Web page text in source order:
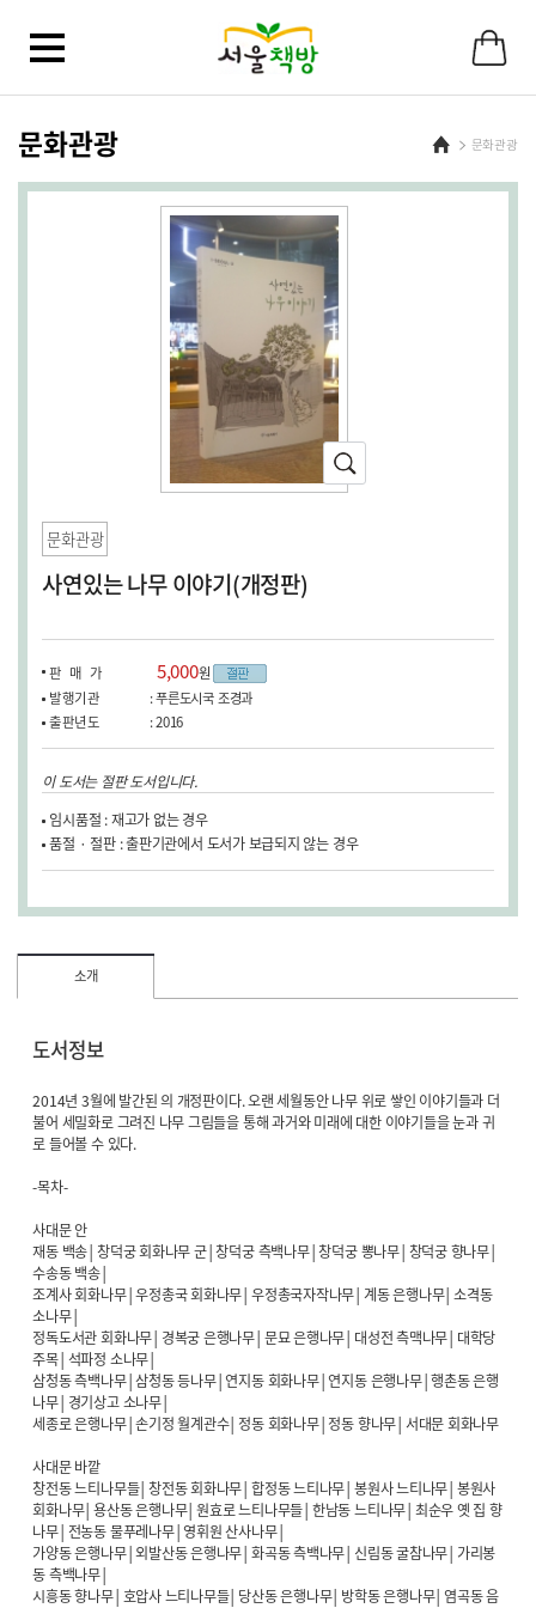
문화관광 Home문화관광
확
대
문화관광
사연있는 나무 이야기(개정판)
판매가 5,000원
발행기관
: 푸른도시국 조경과
출판년도
: 2016
이 도서는 절판 도서입니다.
임시품절 : 재고가 없는 경우
품절 · 절판 : 출판기관에서 도서가 보급되지 않는 경우
소개
도서정보
2014년 3월에 발간된 의 개정판이다. 오랜 세월동안 나무 위로 쌓인 이야기들과 더
불어 세밀화로 그려진 나무 그림들을 통해 과거와 미래에 대한 이야기들을 눈과 귀
로 들어볼 수 있다.
-목차-
사대문 안
재동 백송│창덕궁 회화나무 군│창덕궁 측백나무│창덕궁 뽕나무│창덕궁 향나무│
수송동 백송│
조계사 회화나무│우정총국 회화나무│우정총국자작나무│계동 은행나무│소격동
소나무│
정독도서관 회화나무│경복궁 은행나무│문묘 은행나무│대성전 측맥나무│대학당
주목│석파정 소나무│
삼청동 측백나무│삼청동 등나무│연지동 회화나무│연지동 은행나무│행촌동 은행
나무│경기상고 소나무│
세종로 은행나무│손기정 월계관수│정동 회화나무│정동 향나무│서대문 회화나무
사대문 바깥
창전동 느티나무들│창전동 회화나무│합정동 느티나무│봉원사 느티나무│봉원사
회화나무│용산동 은행나무│원효로 느티나무들│한남동 느티나무│최순우 옛 집 향
나무│전농동 물푸레나무│영휘원 산사나무│
가양동 은행나무│외발산동 은행나무│화곡동 측백나무│신림동 굴참나무│가리봉
동 측백나무│
시흥동 향나무│호압사 느티나무들│당산동 은행나무│방학동 은행나무│염곡동 음